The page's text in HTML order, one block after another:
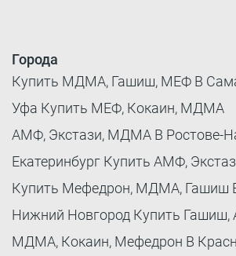
Города
Купить МДМА, Гашиш, МЕФ В
Уфа Купить МЕФ, Кокаин, МДМА
АМФ, Экстази, МДМА В Ростове-
Екатеринбург Купить АМФ,
Купить Мефедрон, МДМА, Гашиш
Нижний Новгород Купить
МДМА, Кокаин, Мефедрон В